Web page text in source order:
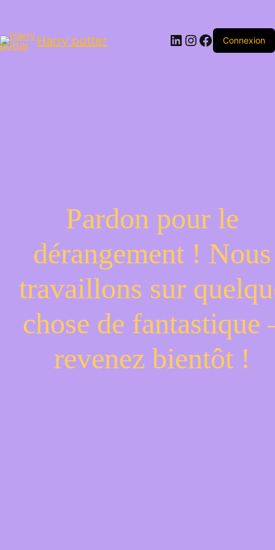
Harry potter LinkedIn
Instagram
Facebook
Connexion
Pardon pour le
dérangement ! Nous
travaillons sur
chose de fantastique
revenez bientôt !